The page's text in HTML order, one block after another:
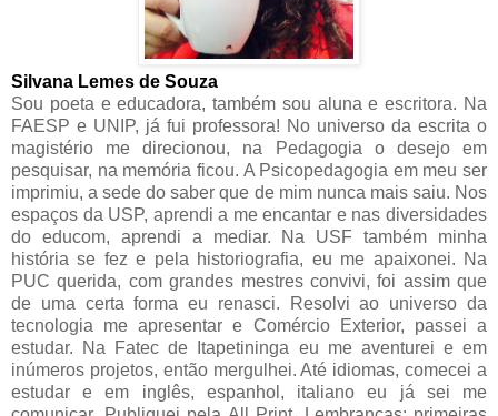
Silvana Lemes de Souza
Sou poeta e educadora, também sou aluna e escritora. Na
FAESP e UNIP, já fui professora! No universo da escrita o
magistério me direcionou, na Pedagogia o desejo em
pesquisar, na memória ficou. A Psicopedagogia em meu ser
imprimiu, a sede do saber que de mim nunca mais saiu. Nos
espaços da USP, aprendi a me encantar e nas diversidades
do educom, aprendi a mediar. Na USF também minha
história se fez e pela historiografia, eu me apaixonei. Na
PUC querida, com grandes mestres convivi, foi assim que
de uma certa forma eu renasci. Resolvi ao universo da
tecnologia me apresentar e Comércio Exterior, passei a
estudar. Na Fatec de Itapetininga eu me aventurei e em
inúmeros projetos, então mergulhei. Até idiomas, comecei a
estudar e em inglês, espanhol, italiano eu já sei me